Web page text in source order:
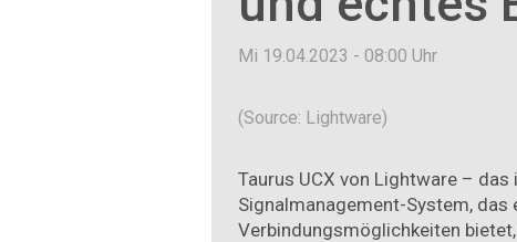
Mi 19.04.2023 - 08:00 Uhr
(Source: Lightware)
Taurus UCX von Lightware – das
Signalmanagement-­System, das
Verbindungsmöglichkeiten bietet,